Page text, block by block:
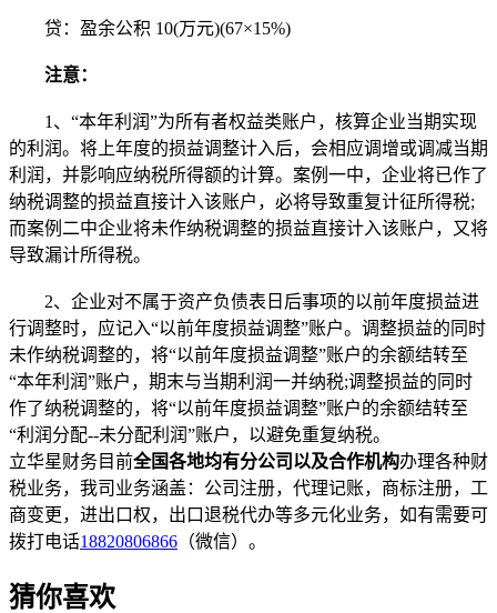
贷：盈余公积 10(万元)(67×15%)
注意：
1、“本年利润”为所有者权益类账户，核算企业当期实现
的利润。将上年度的损益调整计入后，会相应调增或调减当期
利润，并影响应纳税所得额的计算。案例一中，企业将已作了
纳税调整的损益直接计入该账户，必将导致重复计征所得税;
而案例二中企业将未作纳税调整的损益直接计入该账户，又将
导致漏计所得税。
2、企业对不属于资产负债表日后事项的以前年度损益进
行调整时，应记入“以前年度损益调整”账户。调整损益的同时
未作纳税调整的，将“以前年度损益调整”账户的余额结转至
“本年利润”账户，期末与当期利润一并纳税;调整损益的同时
作了纳税调整的，将“以前年度损益调整”账户的余额结转至
“利润分配--未分配利润”账户，以避免重复纳税。
立华星财务目前全国各地均有分公司以及合作机构办理各种财
税业务，我司业务涵盖：公司注册，代理记账，商标注册，工
商变更，进出口权，出口退税代办等多元化业务，如有需要可
拨打电话18820806866 （微信）。
猜你喜欢